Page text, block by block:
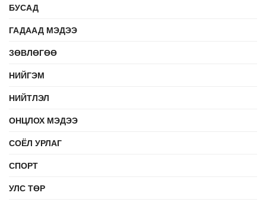
БУСАД
ГАДААД МЭДЭЭ
ЗӨВЛӨГӨӨ
НИЙГЭМ
НИЙТЛЭЛ
ОНЦЛОХ МЭДЭЭ
СОЁЛ УРЛАГ
СПОРТ
УЛС ТӨР